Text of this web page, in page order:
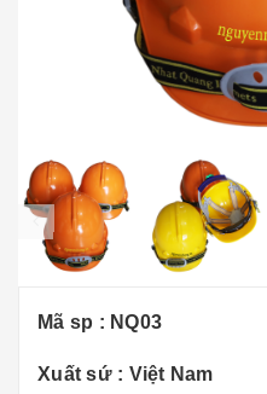
Mã sp : NQ03
Xuất sứ : Việt Nam